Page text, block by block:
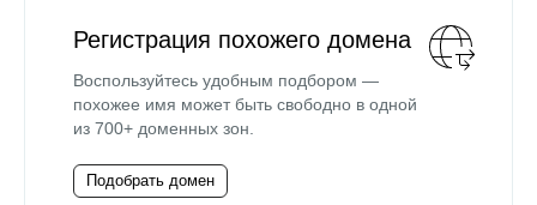
Регистрация похожего домена
Воспользуйтесь удобным подбором —
похожее имя может быть свободно в одной
из 700+ доменных зон.
Подобрать домен